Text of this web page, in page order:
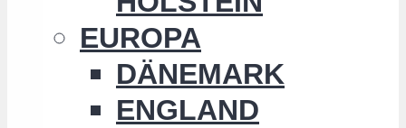
EUROPA
DÄNEMARK
ENGLAND